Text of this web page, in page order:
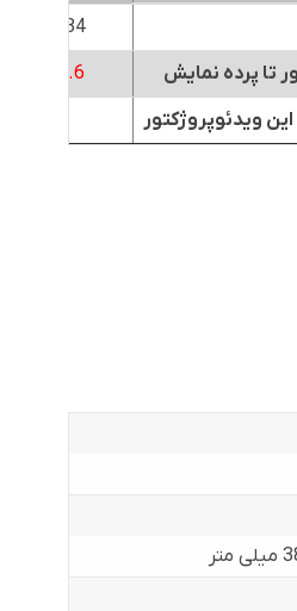
84 اینچ
تا پرده نمایش
0.6 متر
ویدئوپروژکتور